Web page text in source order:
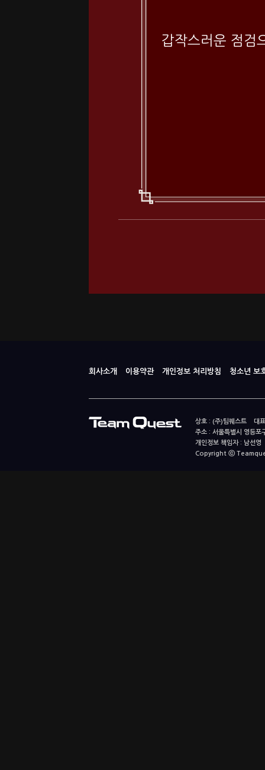
갑작스러운 점검
회사소개 이용약관 개인정보 처리방침 청소년 보
상호 : (주)팀퀘스트 대
주소 : 서울특별시 영등
개인정보 책임자 : 남
Copyright ⓒ